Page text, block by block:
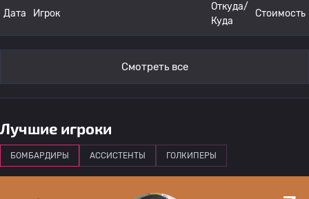
Дата Игрок
Откуда/
Куда
Стоимость
Смотреть все
Лучшие игроки
БОМБАРДИРЫ АССИСТЕНТЫ ГОЛКИПЕРЫ